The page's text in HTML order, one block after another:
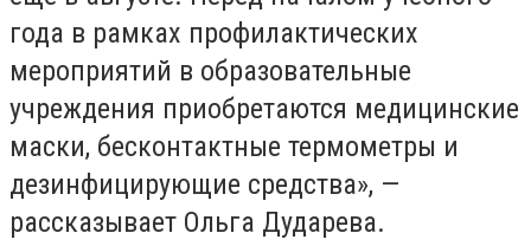
года в рамках профилактических
мероприятий в образовательные
учреждения приобретаются медицинские
маски, бесконтактные термометры и
дезинфицирующие средства», —
рассказывает Ольга Дударева.